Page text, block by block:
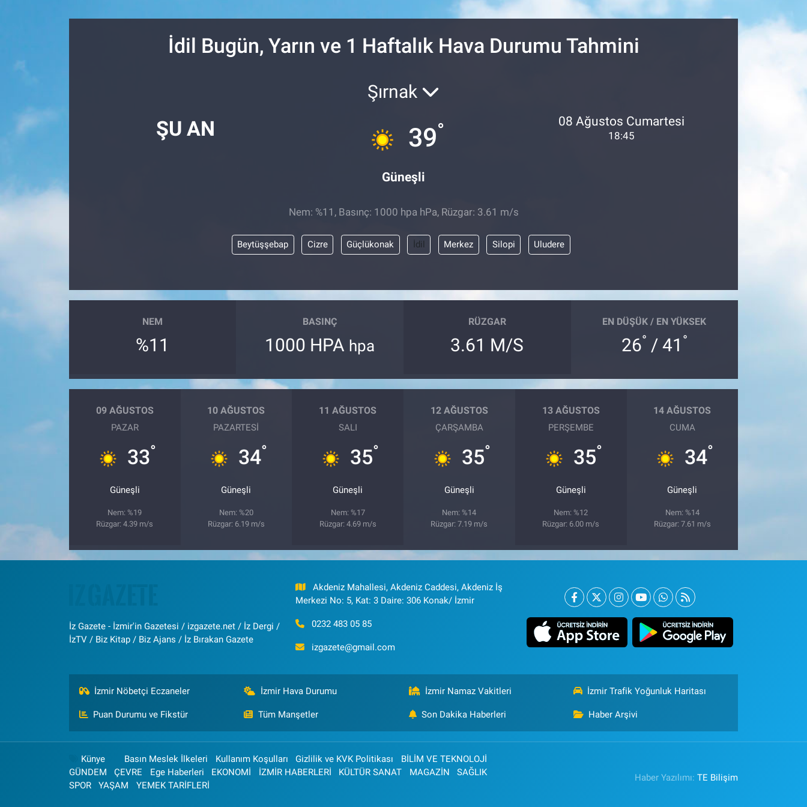
EURO
55,2510 %0.32
İdil Bugün, Yarın ve 1 Haftalık Hava Durumu Tahmini
ŞU AN
Şırnak
39°
Güneşli
08 Ağustos Cumartesi
18:45
Nem: %11, Basınç: 1000 hpa hPa, Rüzgar: 3.61 m/s
Beytüşşebap Cizre Güçlükonak İdil Merkez Silopi Uludere
NEM
%11
BASINÇ
1000 HPA hpa
RÜZGAR
3.61 M/S
EN DÜŞÜK / EN YÜKSEK
26° / 41 °
09 AĞUSTOS
PAZAR
33°
Güneşli
Nem: %19
Rüzgar: 4.39 m/s
10 AĞUSTOS
PAZARTESI
34°
Güneşli
Nem: %20
Rüzgar: 6.19 m/s
11 AĞUSTOS
SALI
35°
Güneşli
Nem: %17
Rüzgar: 4.69 m/s
12 AĞUSTOS
ÇARŞAMBA
35°
Güneşli
Nem: %14
Rüzgar: 7.19 m/s
13 AĞUSTOS
PERŞEMBE
35°
Güneşli
Nem: %12
Rüzgar: 6.00 m/s
14 AĞUSTOS
CUMA
34°
Güneşli
Nem: %14
Rüzgar: 7.61 m/s
İz Gazete - İzmir'in Gazetesi / izgazete.net / İz Dergi /
İzTV / Biz Kitap / Biz Ajans / İz Bırakan Gazete
Akdeniz Mahallesi, Akdeniz Caddesi, Akdeniz İş
Merkezi No: 5, Kat: 3 Daire: 306 Konak/ İzmir
0232 483 05 85
izgazete@gmail.com
İzmir Nöbetçi Eczaneler İzmir Hava Durumu İzmir Namaz Vakitleri İzmir Trafik Yoğunluk Haritası
Puan Durumu ve Fikstür Tüm Manşetler Son Dakika Haberleri Haber Arşivi
Künye Basın Meslek İlkeleri Kullanım Koşulları Gizlilik ve KVK Politikası
BİLİM VE TEKNOLOJİ
GÜNDEM
ÇEVRE Ege Haberleri EKONOMİ İZMİR HABERLERİ KÜLTÜR SANAT MAGAZİN
SAĞLIK
SPOR
YAŞAM YEMEK TARİFLERİ
Haber Yazılımı:TE Bilişim
Resmi İlanlar